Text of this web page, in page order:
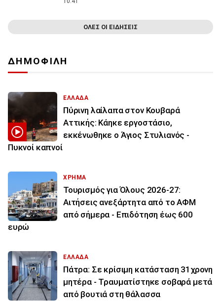
ΟΛΕΣ ΟΙ ΕΙΔΗΣΕΙΣ
ΔΗΜΟΦΙΛΗ
ΕΛΛΑΔΑ
Πύρινη λαίλαπα στον Κουβαρά
Αττικής: Κάηκε εργοστάσιο,
εκκένωθηκε ο Άγιος Στυλιανός -
Πυκνοί καπνοί
ΧΡΗΜΑ
Τουρισμός για Όλους 2026-27:
Αιτήσεις ανεξάρτητα από το ΑΦΜ
από σήμερα - Επιδότηση έως 600
ευρώ
ΕΛΛΑΔΑ
Πάτρα: Σε κρίσιμη κατάσταση 31χρονη
μητέρα - Τραυματίστηκε σοβαρά μετά
από βουτιά στη θάλασσα